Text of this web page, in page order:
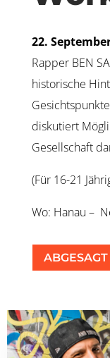
22.
Rapper BEN
historische
diskutiert
Gesellschaft
(Für 16-21
Wo: Hanau –
ABGESAGT